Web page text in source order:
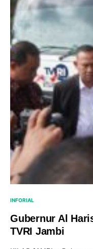
INFORIAL
Gubernur Al
TVRI Jambi